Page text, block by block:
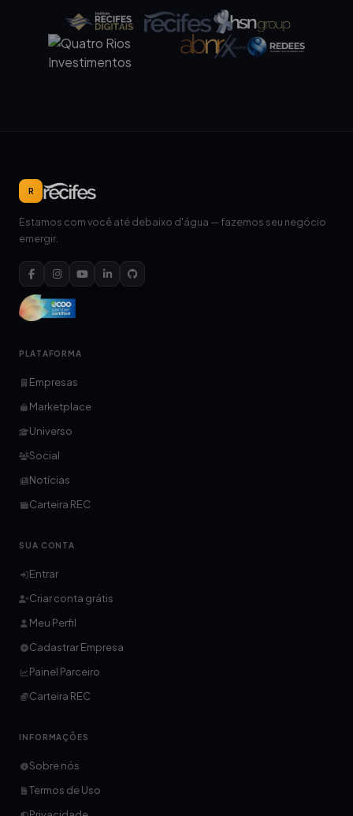
R
Estamos com você até debaixo d'água — fazemos seu negócio
emergir.
PLATAFORMA
Empresas
Marketplace
Universo
Social
Notícias
Carteira REC
SUA CONTA
Entrar
Criar conta grátis
Meu Perfil
Cadastrar Empresa
Painel Parceiro
Carteira REC
INFORMAÇÕES
Sobre nós
Termos de Uso